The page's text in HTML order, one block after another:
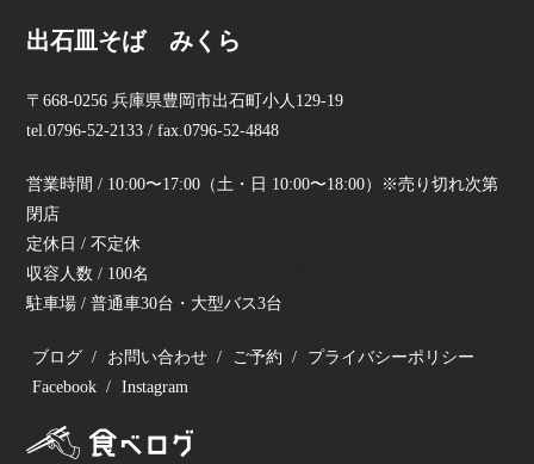
出石皿そば みくら
〒668-0256 兵庫県豊岡市出石町小人129-19
tel.0796-52-2133 / fax.0796-52-4848
営業時間 / 10:00〜17:00（土・日 10:00〜18:00）※売り切れ次第
閉店
定休日 / 不定休
収容人数 / 100名
駐車場 / 普通車30台・大型バス3台
ブログ お問い合わせ ご予約
プライバシーポリシー
Facebook
Instagram